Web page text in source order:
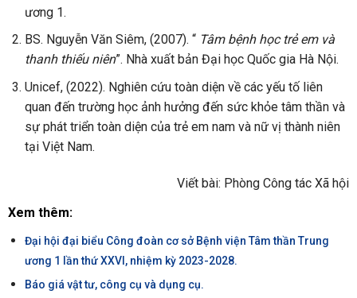
ương 1.
BS. Nguyễn Văn Siêm, (2007). “Tâm bệnh học trẻ em và
thanh thiếu niên”. Nhà xuất bản Đại học Quốc gia Hà Nội.
Unicef, (2022). Nghiên cứu toàn diện về các yếu tố liên
quan đến trường học ảnh hưởng đến sức khỏe tâm thần và
sự phát triển toàn diện của trẻ em nam và nữ vị thành niên
tại Việt Nam.
Viết bài: Phòng Công tác Xã hội
Xem thêm:
Đại hội đại biểu Công đoàn cơ sở Bệnh viện Tâm thần Trung
ương 1 lần thứ XXVI, nhiệm kỳ 2023-2028.
Báo giá vật tư, công cụ và dụng cụ.